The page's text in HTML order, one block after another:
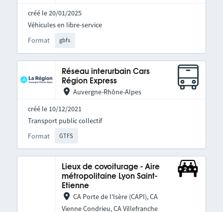
créé le 20/01/2025
Format gbfs
Véhicules en libre-service
Réseau interurbain Cars
Région Express
Auvergne-Rhône-Alpes
créé le 10/12/2021
Format GTFS
Transport public collectif
Lieux de covoiturage - Aire
métropolitaine Lyon Saint-
Etienne
CA Porte de l'Isère (CAPI), CA
Vienne Condrieu, CA Villefranche